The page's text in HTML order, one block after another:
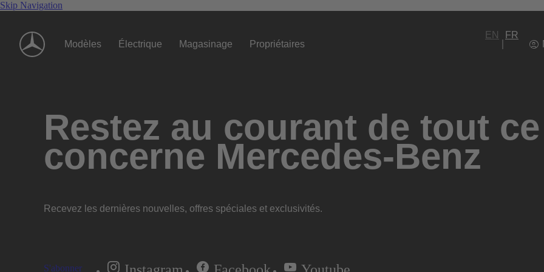
Skip Navigation
Modèles Électrique Magasinage Propriétaires
EN
FR
Restez au courant de tout
concerne Mercedes-Benz
Recevez les dernières nouvelles, offres spéciales et exclusivités.
S'abonner Instagram Facebook Youtube